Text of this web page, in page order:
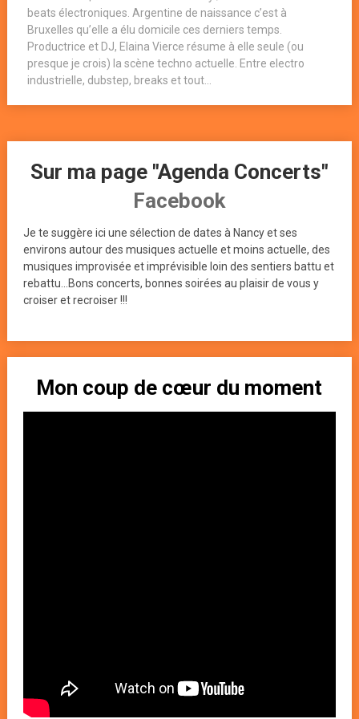
beats électroniques. Argentine de naissance c’est à
Bruxelles qu’elle a élu domicile ces derniers temps.
Productrice et DJ, Elaina Vierce résume à elle seule (ou
presque je crois) la scène techno actuelle. Entre electro
industrielle, dubstep, breaks et tout...
Sur ma page "Agenda Concerts"
Facebook
Je te suggère ici une sélection de dates à Nancy et ses
environs autour des musiques actuelle et moins actuelle, des
musiques improvisée et imprévisible loin des sentiers battu et
rebattu...Bons concerts, bonnes soirées au plaisir de vous y
croiser et recroiser !!!
Mon coup de cœur du moment